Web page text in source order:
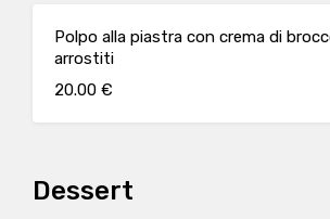
Polpo alla piastra con crema di
arrostiti
20.00 €
Dessert